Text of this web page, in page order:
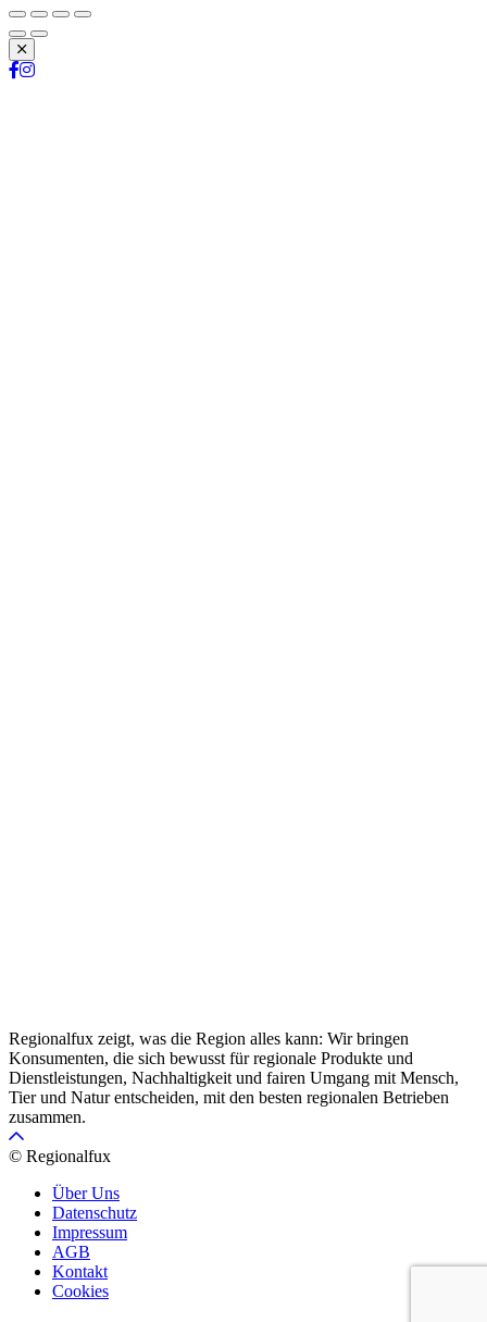
Schließen
Regionalfux zeigt, was die Region alles kann: Wir bringen
Konsumenten, die sich bewusst für regionale Produkte und
Dienstleistungen, Nachhaltigkeit und fairen Umgang mit Mensch,
Tier und Natur entscheiden, mit den besten regionalen Betrieben
zusammen.
© Regionalfux
Über Uns
Datenschutz
Impressum
AGB
Kontakt
Cookies